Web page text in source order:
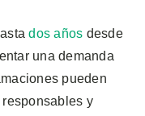
dos años desde
una demanda
pueden
y